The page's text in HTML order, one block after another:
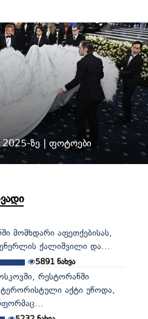
2025-ზე | ფოტოები
მომხდარი აფეთქებისას,
ქალიშვილი და...
5891 ნახვა
რესტორანში
აქტი უწოდა,